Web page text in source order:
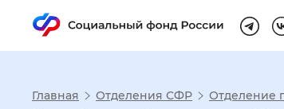
Главная Отделения СФР Отделение